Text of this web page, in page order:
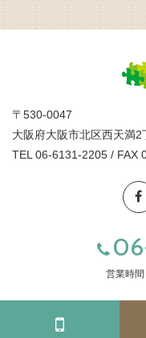
〒530-0047
大阪府大阪市北区西天満
TEL 06-6131-2205 / FAX
営業時